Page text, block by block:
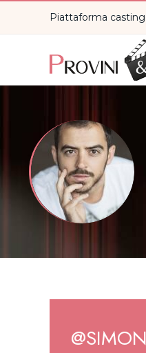
Piattaforma casting